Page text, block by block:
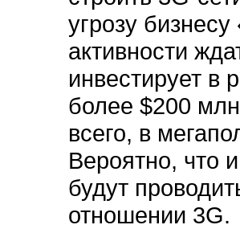
угрозу
активности
инвестирует в
более $200
всего, в
Вероятно, что
будут
отношении 3G.